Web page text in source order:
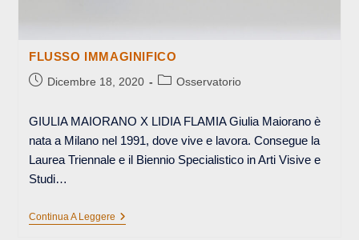
FLUSSO IMMAGINIFICO
ArticoloDicembre 18, 2020
Categoria
Osservatorio
GIULIA MAIORANO X LIDIA FLAMIA Giulia Maiorano è
nata a Milano nel 1991, dove vive e lavora. Consegue la
Laurea Triennale e il Biennio Specialistico in Arti Visive e
Studi…
Continua A LeggereFLUSSO